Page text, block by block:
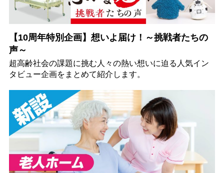
【10周年特別企画】想いよ届け！～挑戦者たちの
声～
超高齢社会の課題に挑む人々の熱い想いに迫る人気イン
タビュー企画をまとめて紹介します。